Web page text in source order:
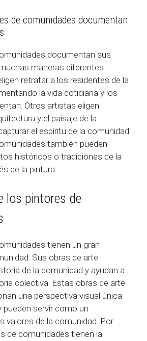
de comunidades documentan
documentan sus
maneras diferentes.
retratar a los residentes de la
la vida cotidiana y los
Otros artistas eligen
y el paisaje de la
el espíritu de la comunidad.
también pueden
históricos o tradiciones de la
de la pintura.
los pintores de
tienen un gran
Sus obras de arte
de la comunidad y ayudan a
colectiva. Estas obras de arte
una perspectiva visual única
pueden servir como un
valores de la comunidad. Por
de comunidades tienen la